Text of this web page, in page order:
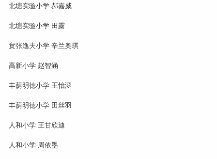
北塘实验小学 郝嘉威
北塘实验小学 田露
贠张逸夫小学 辛兰奥琪
高新小学 赵智涵
丰荫明德小学 王怡涵
丰荫明德小学 田丝羽
人和小学 王甘欣迪
人和小学 周依墨